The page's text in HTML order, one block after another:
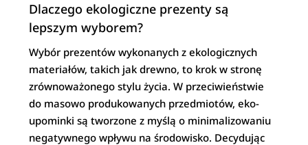
Dlaczego ekologiczne prezenty są
lepszym wyborem?
Wybór prezentów wykonanych z ekologicznych
materiałów, takich jak drewno, to krok w stronę
zrównoważonego stylu życia. W przeciwieństwie
do masowo produkowanych przedmiotów, eko-
upominki są tworzone z myślą o minimalizowaniu
negatywnego wpływu na środowisko. Decydując